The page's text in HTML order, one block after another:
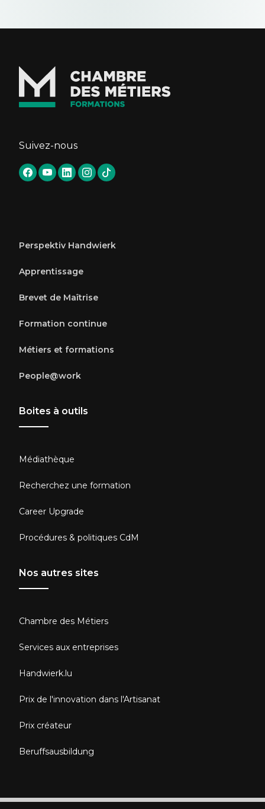
Suivez-nous
Perspektiv Handwierk
Apprentissage
Brevet de Maîtrise
Formation continue
Métiers et formations
People@work
Boites à outils
Médiathèque
Recherchez une formation
Career Upgrade
Procédures & politiques CdM
Nos autres sites
Chambre des Métiers
Services aux entreprises
Handwierk.lu
Prix de l'innovation dans l'Artisanat
Prix créateur
Beruffsausbildung